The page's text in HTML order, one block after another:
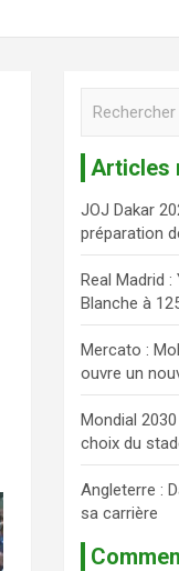
r
c
h
e
r
Articles
JOJ Dakar
préparation
Real Madrid
Blanche à
Mercato :
ouvre un
Mondial
choix du
Angleterre :
sa carrière